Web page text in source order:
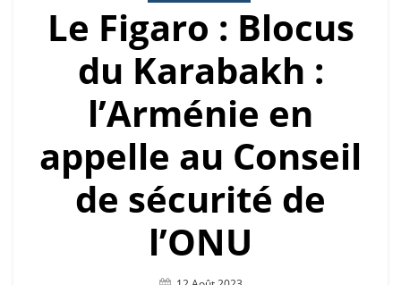
Le Figaro : Blocus
du Karabakh :
l’Arménie en
appelle au Conseil
de sécurité de
l’ONU